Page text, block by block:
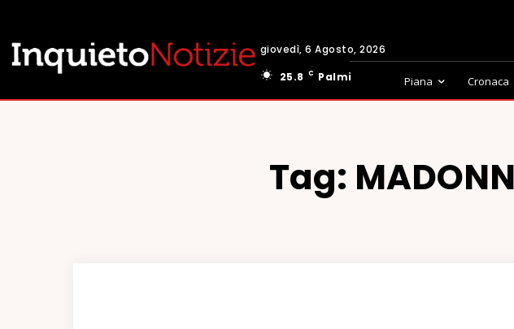
giovedì, 6 Agosto, 2026
25.8
C Palmi Piana Cronaca
Tag: